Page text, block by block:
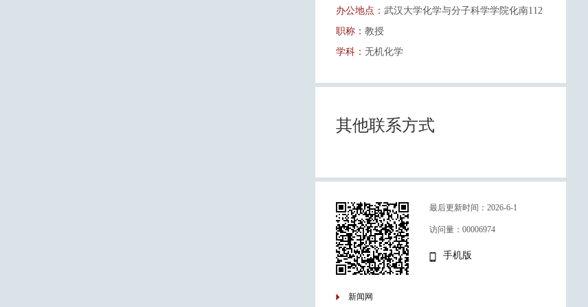
办公地点： 武汉大学化学与分子科学学院化南112
职称： 教授
学科： 无机化学
其他联系方式
最后更新时间： 2026-6-1
访问量： 00006974
手机版
新闻网